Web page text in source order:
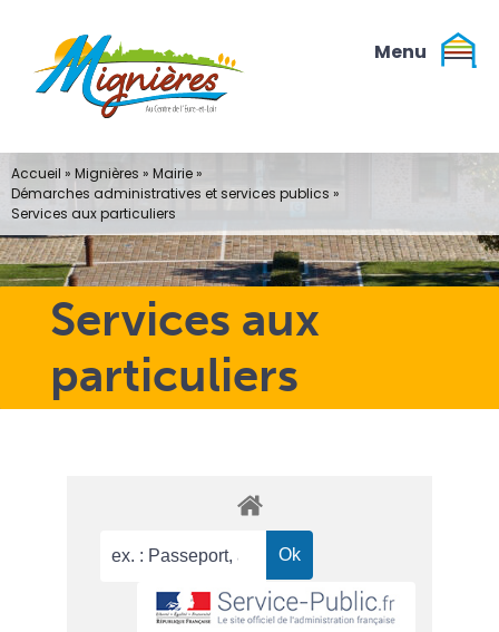
contenu
Services aux
particuliers
Accueil » Mignières » Mairie»
Démarches administratives et services publics »
Services aux particuliers